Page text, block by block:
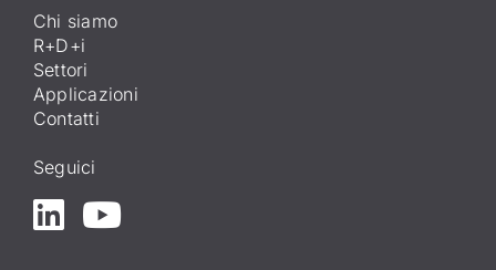
Chi siamo
R+D+i
Settori
Applicazioni
Contatti
Seguici